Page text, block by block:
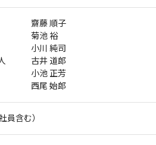
齋藤 順子
長 菊池 裕
小川 純司
人 古井 道郎
小池 正芳
西尾 始郎
員含む）